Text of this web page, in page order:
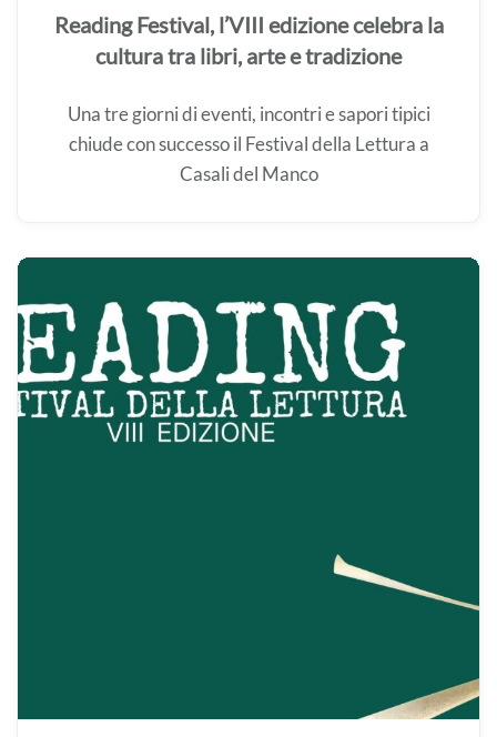
Reading Festival, l’VIII edizione celebra la
cultura tra libri, arte e tradizione
Una tre giorni di eventi, incontri e sapori tipici
chiude con successo il Festival della Lettura a
Casali del Manco